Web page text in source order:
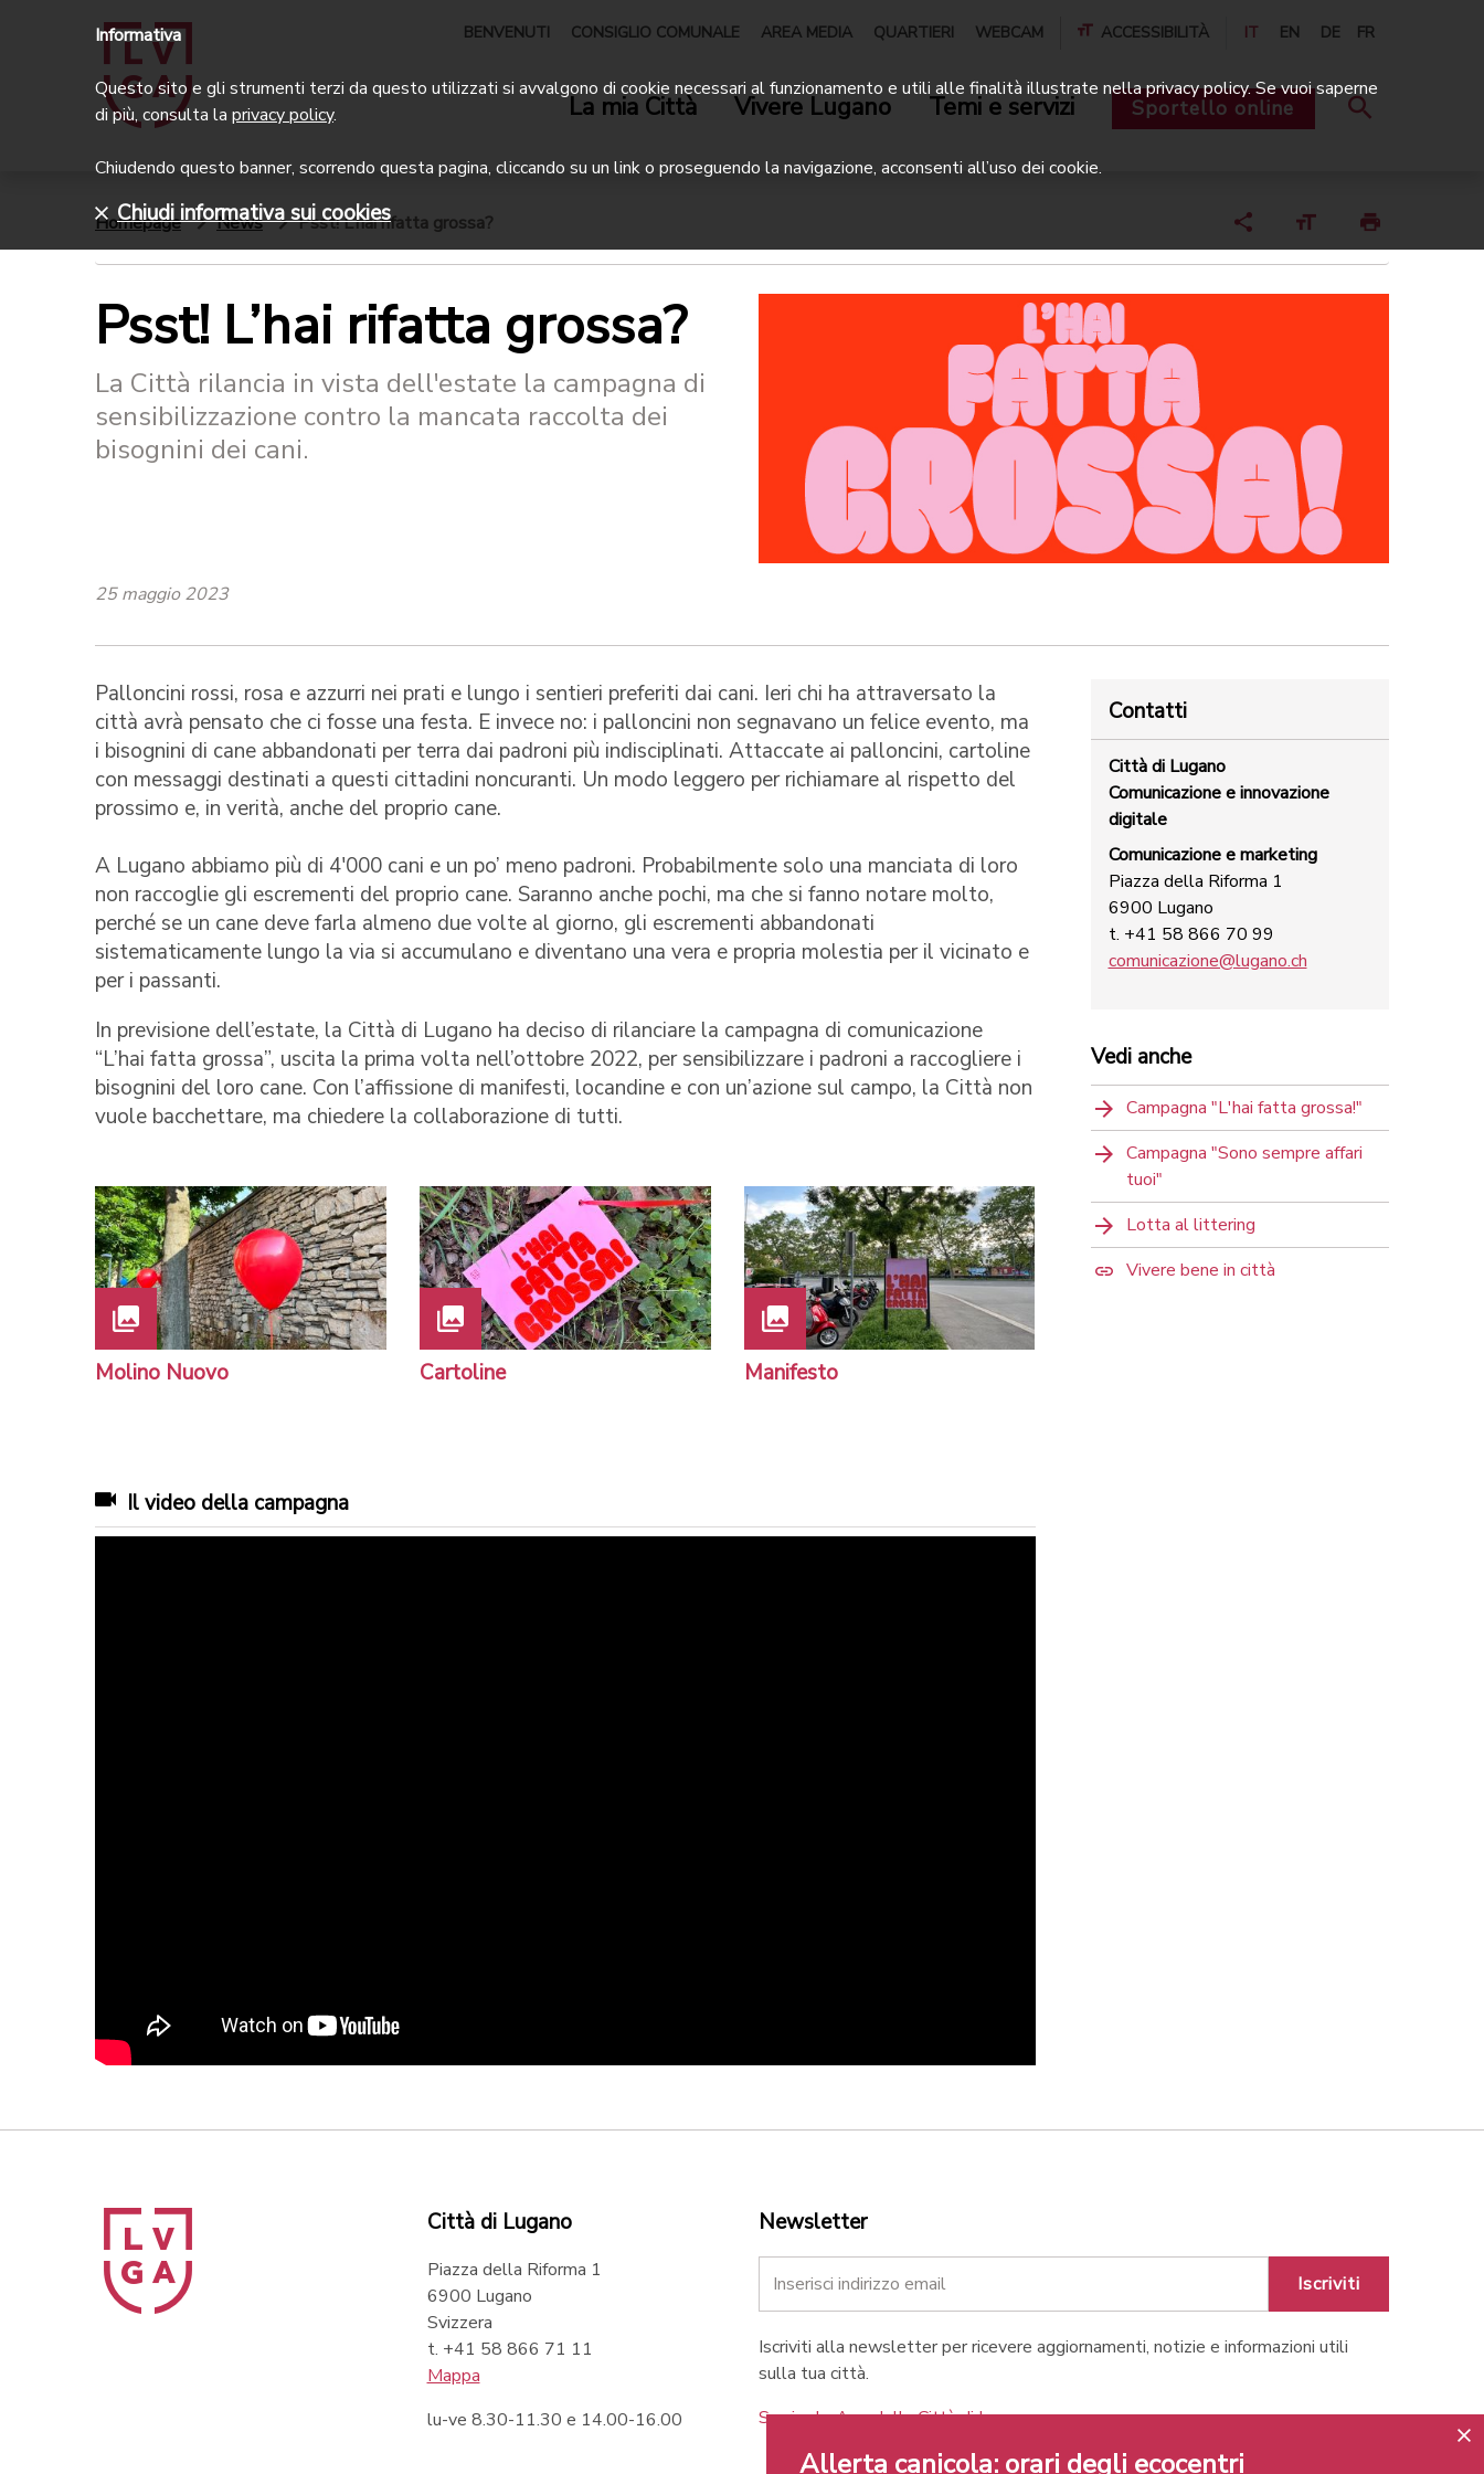
BENVENUTI CONSIGLIO COMUNALE AREA MEDIA QUARTIERI WEBCAM ACCESSIBILITÀ IT EN DE FR
La mia Città Vivere Lugano Temi e servizi Sportello online
Homepage News Psst! L’hai rifatta grossa?
Psst! L’hai rifatta grossa?
La Città rilancia in vista dell'estate la campagna di
sensibilizzazione contro la mancata raccolta dei
bisognini dei cani.
25 maggio 2023
Palloncini rossi, rosa e azzurri nei prati e lungo i sentieri preferiti dai cani. Ieri chi ha attraversato la
città avrà pensato che ci fosse una festa. E invece no: i palloncini non segnavano un felice evento, ma
i bisognini di cane abbandonati per terra dai padroni più indisciplinati. Attaccate ai palloncini, cartoline
con messaggi destinati a questi cittadini noncuranti. Un modo leggero per richiamare al rispetto del
prossimo e, in verità, anche del proprio cane.
A Lugano abbiamo più di 4'000 cani e un po’ meno padroni. Probabilmente solo una manciata di loro
non raccoglie gli escrementi del proprio cane. Saranno anche pochi, ma che si fanno notare molto,
perché se un cane deve farla almeno due volte al giorno, gli escrementi abbandonati
sistematicamente lungo la via si accumulano e diventano una vera e propria molestia per il vicinato e
per i passanti.
In previsione dell’estate, la Città di Lugano ha deciso di rilanciare la campagna di comunicazione
“L’hai fatta grossa”, uscita la prima volta nell’ottobre 2022, per sensibilizzare i padroni a raccogliere i
bisognini del loro cane. Con l’affissione di manifesti, locandine e con un’azione sul campo, la Città non
vuole bacchettare, ma chiedere la collaborazione di tutti.
Molino Nuovo Cartoline Manifesto
Il video della campagna
Contatti
Città di Lugano
Comunicazione e innovazione
digitale
Comunicazione e marketing
Piazza della Riforma 1
6900 Lugano
t. +41 58 866 70 99
comunicazione@lugano.ch
Vedi anche
Campagna "L'hai fatta grossa!"
Campagna "Sono sempre affari
tuoi"
Lotta al littering
Vivere bene in città
Città di Lugano
Piazza della Riforma 1
6900 Lugano
Svizzera
t. +41 58 866 71 11
Mappa
lu-ve 8.30-11.30 e 14.00-16.00
Newsletter
Iscriviti
Iscriviti alla newsletter per ricevere aggiornamenti, notizie e informazioni utili
sulla tua città.
Scarica le App della Città di Lugano
Allerta canicola: orari degli ecocentri
Informativa
Questo sito e gli strumenti terzi da questo utilizzati si avvalgono di cookie necessari al funzionamento e utili alle finalità illustrate nella privacy policy. Se vuoi saperne
di più, consulta la privacy policy.
Chiudendo questo banner, scorrendo questa pagina, cliccando su un link o proseguendo la navigazione, acconsenti all’uso dei cookie.
Chiudi informativa sui cookies